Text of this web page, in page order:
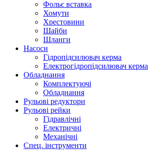
Фольє вставка
Хомути
Хрестовини
Шайби
Шланги
Насоси
Гідропідсилювач керма
Електрогідропідсилювач керма
Обладнання
Комплектуючі
Обладнання
Рульові редуктори
Рульові рейки
Гідравлічні
Електричні
Механічні
Спец. інструменти